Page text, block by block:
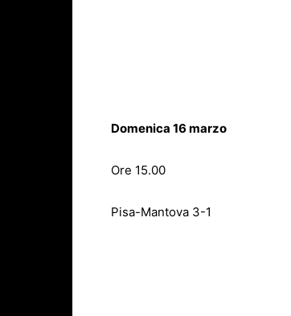
Domenica 16 marzo
Ore 15.00
Pisa-Mantova 3-1